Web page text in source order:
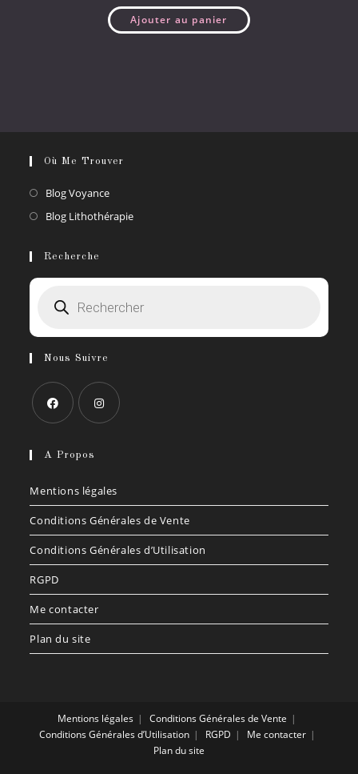
Ajouter au panier
Où Me Trouver
Blog VoyanceS’ouvre
dans
Blog LithothérapieS’ouvre
nouvel
Recherche
produits
Nous Suivre
dans
nouvel
dans
nouvel
A Propos
Mentions légales
Conditions Générales de Vente
Conditions Générales d’Utilisation
RGPD
Me contacter
Plan du site
Mentions légales
Conditions Générales de Vente
Conditions Générales d’Utilisation
RGPD
Me contacter
Plan du site